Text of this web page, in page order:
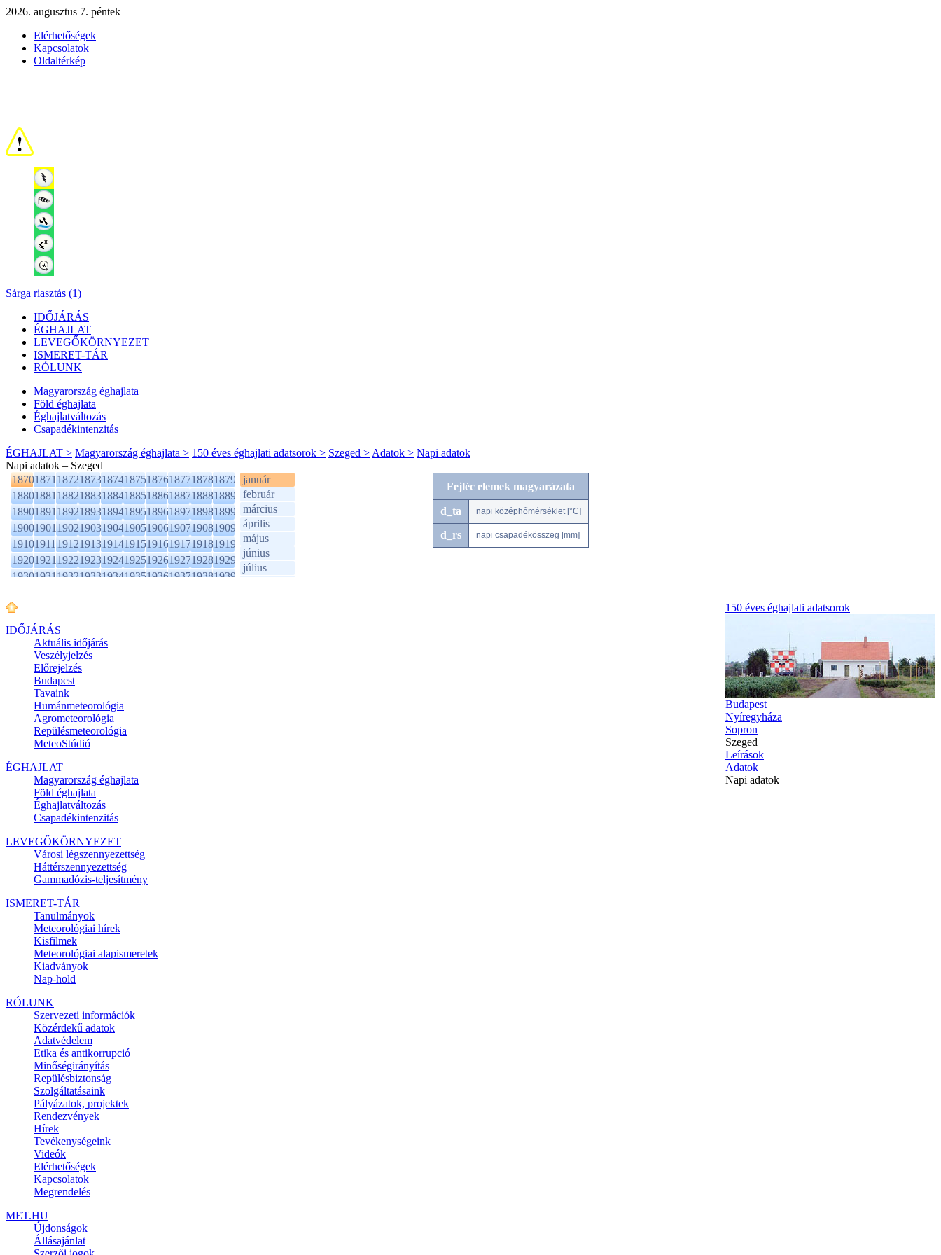
2026. augusztus 7. péntek
Elérhetőségek
Kapcsolatok
Oldaltérkép
Sárga riasztás (1)
IDŐJÁRÁS
ÉGHAJLAT
LEVEGŐKÖRNYEZET
ISMERET-TÁR
RÓLUNK
Magyarország éghajlata
Föld éghajlata
Éghajlatváltozás
Csapadékintenzitás
ÉGHAJLAT > Magyarország éghajlata > 150 éves éghajlati adatsorok > Szeged > Adatok > Napi adatok
Napi adatok – Szeged
150 éves éghajlati adatsorok
Budapest
Nyíregyháza
Sopron
Szeged
Leírások
Adatok
Napi adatok
IDŐJÁRÁS
Aktuális időjárás
Veszélyjelzés
Előrejelzés
Budapest
Tavaink
Humánmeteorológia
Agrometeorológia
Repülésmeteorológia
MeteoStúdió
ÉGHAJLAT
Magyarország éghajlata
Föld éghajlata
Éghajlatváltozás
Csapadékintenzitás
LEVEGŐKÖRNYEZET
Városi légszennyezettség
Háttérszennyezettség
Gammadózis-teljesítmény
ISMERET-TÁR
Tanulmányok
Meteorológiai hírek
Kisfilmek
Meteorológiai alapismeretek
Kiadványok
Nap-hold
RÓLUNK
Szervezeti információk
Közérdekű adatok
Adatvédelem
Etika és antikorrupció
Minőségirányítás
Repülésbiztonság
Szolgáltatásaink
Pályázatok, projektek
Rendezvények
Hírek
Tevékenységeink
Videók
Elérhetőségek
Kapcsolatok
Megrendelés
MET.HU
Újdonságok
Állásajánlat